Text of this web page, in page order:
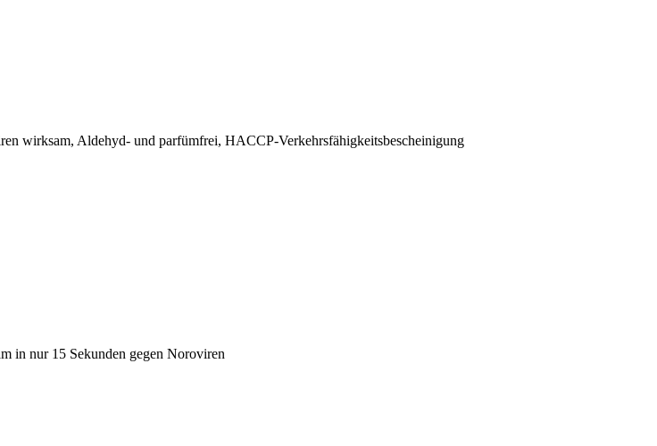
wirksam, Aldehyd- und parfümfrei, HACCP-Verkehrsfähigkeitsbescheinigung
in nur 15 Sekunden gegen Noroviren